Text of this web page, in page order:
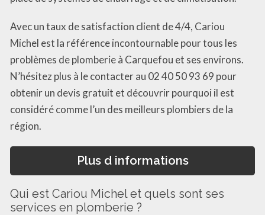
Avec un taux de satisfaction client de 4/4, Cariou
Michel est la référence incontournable pour tous les
problèmes de plomberie à Carquefou et ses environs.
N’hésitez plus à le contacter au 02 40 50 93 69 pour
obtenir un devis gratuit et découvrir pourquoi il est
considéré comme l’un des meilleurs plombiers de la
région.
Plus d informations
Qui est Cariou Michel et quels sont ses
services en plomberie ?